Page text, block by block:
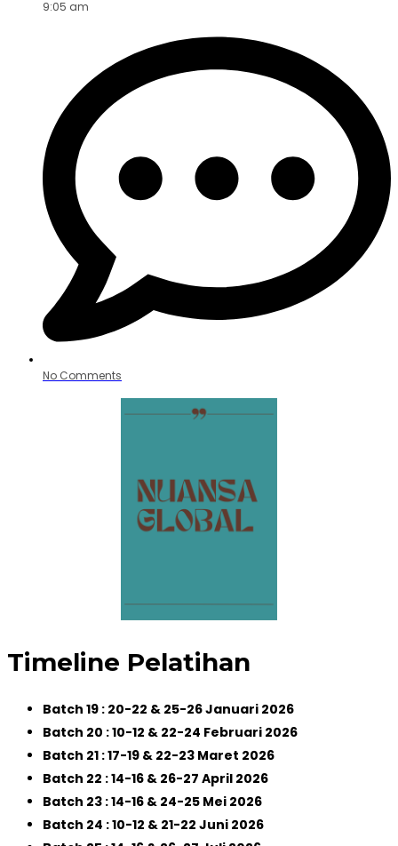
9:05 am
No Comments
Timeline Pelatihan
Batch 19 : 20-22 & 25-26 Januari 2026
Batch 20 : 10-12 & 22-24 Februari 2026
Batch 21 : 17-19 & 22-23 Maret 2026
Batch 22 : 14-16 & 26-27 April 2026
Batch 23 : 14-16 & 24-25 Mei 2026
Batch 24 : 10-12 & 21-22 Juni 2026